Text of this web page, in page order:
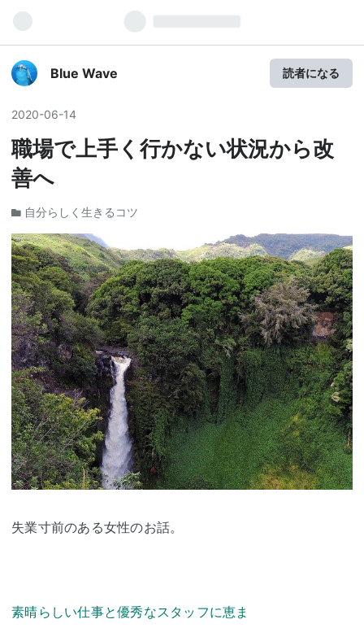
Blue Wave 読者になる
2020-06-14
職場で上手く行かない状況から改
善へ
自分らしく生きるコツ
失業寸前のある女性のお話。
素晴らしい仕事と優秀なスタッフに恵ま